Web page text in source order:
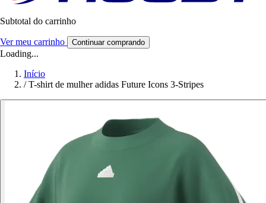
Subtotal do carrinho
Ver meu carrinho Continuar comprando
Loading...
Início
/ T-shirt de mulher adidas Future Icons 3-Stripes